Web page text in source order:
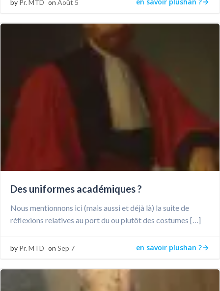
by Pr. MTD on Août 5
Des uniformes académiques ?
Nous mentionnons ici (mais aussi et déjà là) la suite de
réflexions relatives au port du ou plutôt des costumes […]
by Pr. MTD on Sep 7 en savoir plushan ?